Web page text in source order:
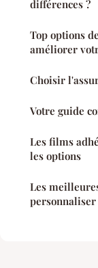
différences ?
Top options
améliorer
Choisir
Votre guide
Les films
les options
Les